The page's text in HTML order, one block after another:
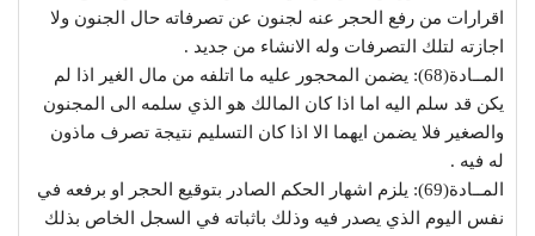
اقرارات من رفع الحجر عنه لجنون عن تصرفاته حال الجنون ولا
اجازته لتلك التصرفات وله الانشاء من جديد .
المــادة(68): يضمن المحجور عليه ما اتلفه من مال الغير اذا لم
يكن قد سلم اليه اما اذا كان المالك هو الذي سلمه الى المجنون
والصغير فلا يضمن ايهما الا اذا كان التسليم نتيجة تصرف ماذون
له فيه .
المــادة(69): يلزم اشهار الحكم الصادر بتوقيع الحجر او برفعه في
نفس اليوم الذي يصدر فيه وذلك باثباته في السجل الخاص بذلك